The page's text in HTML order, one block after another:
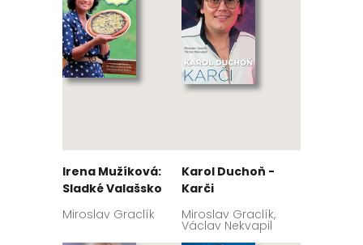
Irena Mužíková:
Sladké Valašsko
Miroslav Graclík
Karol Duchoň -
Karči
Miroslav Graclík,
Václav Nekvapil